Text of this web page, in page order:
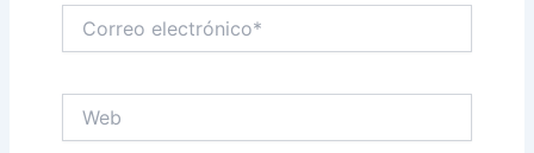
electrónico*